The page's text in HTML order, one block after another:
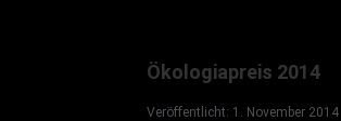
Ökologiapreis 2014
Veröffentlicht: 1. November 2014